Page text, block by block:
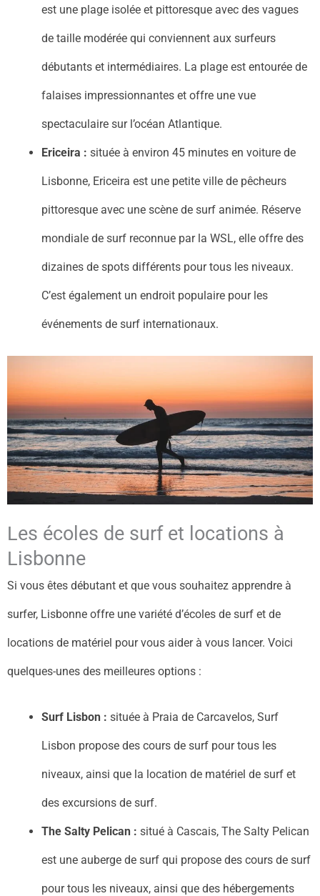
est une plage isolée et pittoresque avec des vagues
de taille modérée qui conviennent aux surfeurs
débutants et intermédiaires. La plage est entourée de
falaises impressionnantes et offre une vue
spectaculaire sur l’océan Atlantique.
Ericeira : située à environ 45 minutes en voiture de
Lisbonne, Ericeira est une petite ville de pêcheurs
pittoresque avec une scène de surf animée. Réserve
mondiale de surf reconnue par la WSL, elle offre des
dizaines de spots différents pour tous les niveaux.
C’est également un endroit populaire pour les
événements de surf internationaux.
Les écoles de surf et locations à
Lisbonne
Si vous êtes débutant et que vous souhaitez apprendre à
surfer, Lisbonne offre une variété d’écoles de surf et de
locations de matériel pour vous aider à vous lancer. Voici
quelques-unes des meilleures options :
Surf Lisbon : située à Praia de Carcavelos, Surf
Lisbon propose des cours de surf pour tous les
niveaux, ainsi que la location de matériel de surf et
des excursions de surf.
The Salty Pelican : situé à Cascais, The Salty Pelican
est une auberge de surf qui propose des cours de surf
pour tous les niveaux, ainsi que des hébergements